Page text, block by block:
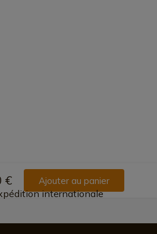
€ Ajouter au panier
internationale